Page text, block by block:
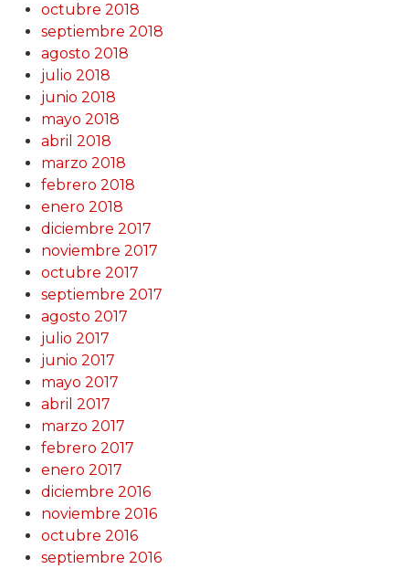
octubre 2018
septiembre 2018
agosto 2018
julio 2018
junio 2018
mayo 2018
abril 2018
marzo 2018
febrero 2018
enero 2018
diciembre 2017
noviembre 2017
octubre 2017
septiembre 2017
agosto 2017
julio 2017
junio 2017
mayo 2017
abril 2017
marzo 2017
febrero 2017
enero 2017
diciembre 2016
noviembre 2016
octubre 2016
septiembre 2016